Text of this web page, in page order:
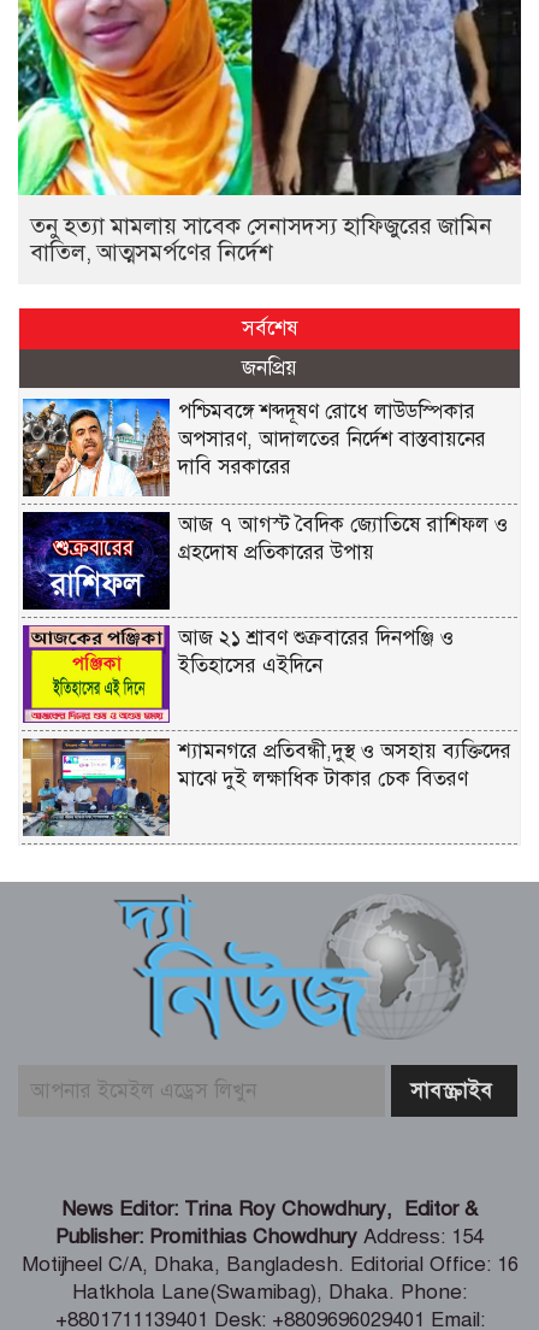
তনু হত্যা মামলায় সাবেক সেনাসদস্য হাফিজুরের জামিন
বাতিল, আত্মসমর্পণের নির্দেশ
সর্বশেষ
জনপ্রিয়
পশ্চিমবঙ্গে শব্দদূষণ রোধে লাউডস্পিকার
অপসারণ, আদালতের নির্দেশ বাস্তবায়নের
দাবি সরকারের
আজ ৭ আগস্ট বৈদিক জ্যোতিষে রাশিফল ও
গ্রহদোষ প্রতিকারের উপায়
আজ ২১ শ্রাবণ শুক্রবারের দিনপঞ্জি ও
ইতিহাসের এইদিনে
শ্যামনগরে প্রতিবন্ধী,দুস্থ ও অসহায় ব্যক্তিদের
মাঝে দুই লক্ষাধিক টাকার চেক বিতরণ
বৈঠক অনুষ্ঠিত
রিয়ার অ্যাডমিরাল মাহবুব আলী খানের
৪২তম শাহাদৎবার্ষিকী অনুষ্ঠিত
তনু হত্যা মামলায় সাবেক সেনাসদস্য
হাফিজুরের জামিন বাতিল, আত্মসমর্পণের
লিবিয়ায় মাফিয়ার নির্যাতনে মাদারীপুরের
যুবকের মৃত্যু
পাইকগাছায় ছাত্র ও দরিদ্র মানুষের মাঝে
News Editor: Trina Roy Chowdhury, Editor &
Publisher: Promithias Chowdhury Address: 154
Motijheel C/A, Dhaka, Bangladesh. Editorial Office: 16
Hatkhola Lane(Swamibag), Dhaka. Phone:
+8801711139401 Desk: +8809696029401 Email: